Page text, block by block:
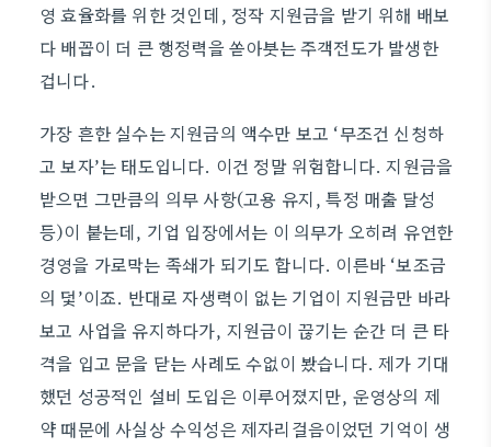
영 효율화를 위한 것인데, 정작 지원금을 받기 위해 배보
다 배꼽이 더 큰 행정력을 쏟아붓는 주객전도가 발생한
겁니다.
가장 흔한 실수는 지원금의 액수만 보고 ‘무조건 신청하
고 보자’는 태도입니다. 이건 정말 위험합니다. 지원금을
받으면 그만큼의 의무 사항(고용 유지, 특정 매출 달성
등)이 붙는데, 기업 입장에서는 이 의무가 오히려 유연한
경영을 가로막는 족쇄가 되기도 합니다. 이른바 ‘보조금
의 덫’이죠. 반대로 자생력이 없는 기업이 지원금만 바라
보고 사업을 유지하다가, 지원금이 끊기는 순간 더 큰 타
격을 입고 문을 닫는 사례도 수없이 봤습니다. 제가 기대
했던 성공적인 설비 도입은 이루어졌지만, 운영상의 제
약 때문에 사실상 수익성은 제자리걸음이었던 기억이 생